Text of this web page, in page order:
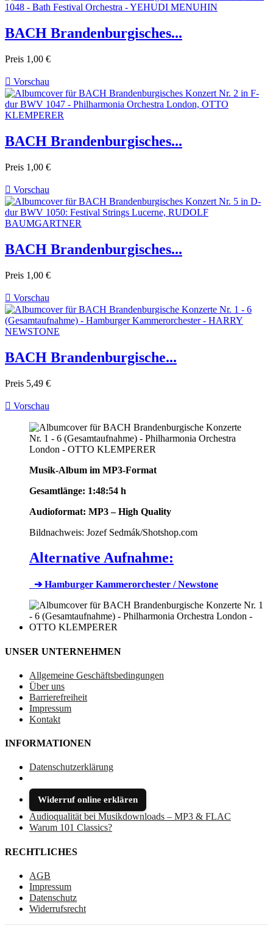
BACH Brandenburgisches...
Preis 1,00 €
 Vorschau
BACH Brandenburgisches...
Preis 1,00 €
 Vorschau
BACH Brandenburgisches...
Preis 1,00 €
 Vorschau
BACH Brandenburgische...
Preis 5,49 €
 Vorschau
Musik-Album im MP3-Format
Gesamtlänge: 1:48:54 h
Audioformat: MP3 – High Quality
Bildnachweis: Jozef Sedmák/Shotshop.com
Alternative Aufnahme:
➔ Hamburger Kammerorchester / Newstone
UNSER UNTERNEHMEN
Allgemeine Geschäftsbedingungen
Über uns
Barrierefreiheit
Impressum
Kontakt
INFORMATIONEN
Datenschutzerklärung
Widerruf online erklären
Audioqualität bei Musikdownloads – MP3 & FLAC
Warum 101 Classics?
RECHTLICHES
AGB
Impressum
Datenschutz
Widerrufsrecht